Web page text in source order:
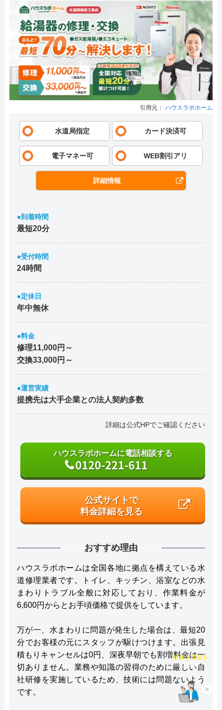
引用元： ハウスラボホーム
水道局指定 カード決済可
電子マネー可 WEB割引アリ
詳細情報
●到着時間
最短20分
●受付時間
24時間
●定休日
年中無休
●料金
修理11,000円～
交換33,000円～
●運営実績
提携先は大手企業との法人契約多数
詳細は公式HPでご確認ください
ハウスラボホームに電話相談する
0120-221-611
公式サイトで
料金詳細を見る
おすすめ理由
ハウスラボホームは全国各地に拠点を構えている水
道修理業者です。トイレ、キッチン、浴室などの水
まわりトラブル全般に対応しており、作業料金が
6,600円からとお手頃価格で提供をしています。
万が一、水まわりに問題が発生した場合は、最短20
分でお客様の元にスタッフが駆けつけます。出張見
積もりキャンセルは0円、深夜早朝でも割増料金は一
切ありません。業務や知識の習得のために厳しい自
社研修を実施しているため、技術には問題ないよう
です。
×
チャット診断で
最適な業者を
ご提案